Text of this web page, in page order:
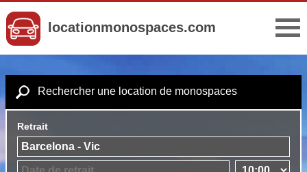
locationmonospaces.com
Rechercher une location de monospaces
Retrait